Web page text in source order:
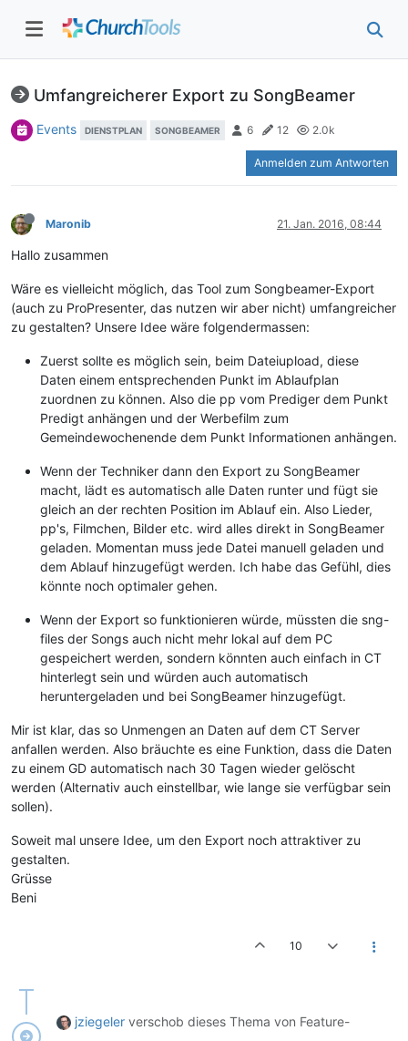
Umfangreicherer Export zu SongBeamer
Events DIENSTPLAN SONGBEAMER 6 12 2.0k
Anmelden zum Antworten
Maronib 21. Jan. 2016, 08:44
Hallo zusammen
Wäre es vielleicht möglich, das Tool zum Songbeamer-Export
(auch zu ProPresenter, das nutzen wir aber nicht) umfangreicher
zu gestalten? Unsere Idee wäre folgendermassen:
Zuerst sollte es möglich sein, beim Dateiupload, diese
Daten einem entsprechenden Punkt im Ablaufplan
zuordnen zu können. Also die pp vom Prediger dem Punkt
Predigt anhängen und der Werbefilm zum
Gemeindewochenende dem Punkt Informationen anhängen.
Wenn der Techniker dann den Export zu SongBeamer
macht, lädt es automatisch alle Daten runter und fügt sie
gleich an der rechten Position im Ablauf ein. Also Lieder,
pp's, Filmchen, Bilder etc. wird alles direkt in SongBeamer
geladen. Momentan muss jede Datei manuell geladen und
dem Ablauf hinzugefügt werden. Ich habe das Gefühl, dies
könnte noch optimaler gehen.
Wenn der Export so funktionieren würde, müssten die sng-
files der Songs auch nicht mehr lokal auf dem PC
gespeichert werden, sondern könnten auch einfach in CT
hinterlegt sein und würden auch automatisch
heruntergeladen und bei SongBeamer hinzugefügt.
Mir ist klar, das so Unmengen an Daten auf dem CT Server
anfallen werden. Also bräuchte es eine Funktion, dass die Daten
zu einem GD automatisch nach 30 Tagen wieder gelöscht
werden (Alternativ auch einstellbar, wie lange sie verfügbar sein
sollen).
Soweit mal unsere Idee, um den Export noch attraktiver zu
gestalten.
Grüsse
Beni
10
jziegeler verschob dieses Thema von Feature-